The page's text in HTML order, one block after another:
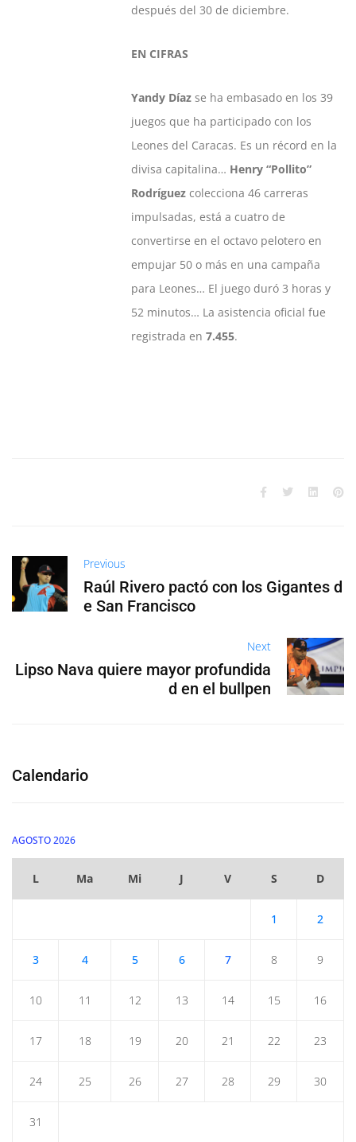
después del 30 de diciembre.
EN CIFRAS
Yandy Díaz se ha embasado en los 39
juegos que ha participado con los
Leones del Caracas. Es un récord en la
divisa capitalina… Henry “Pollito”
Rodríguez colecciona 46 carreras
impulsadas, está a cuatro de
convertirse en el octavo pelotero en
empujar 50 o más en una campaña
para Leones… El juego duró 3 horas y
52 minutos… La asistencia oficial fue
registrada en 7.455.
Previous
Raúl Rivero pactó con los Gigantes d
e San Francisco
Next
Lipso Nava quiere mayor profundida
d en el bullpen
Calendario
AGOSTO 2026
L Ma Mi J V S D
1 2
3 4 5 6 7 8 9
10 11 12 13 14 15 16
17 18 19 20 21 22 23
24 25 26 27 28 29 30
31